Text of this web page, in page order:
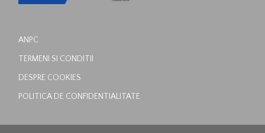
ANPC
TERMENI SI CONDITII
DESPRE COOKIES
POLITICA DE CONFIDENTIALITATE